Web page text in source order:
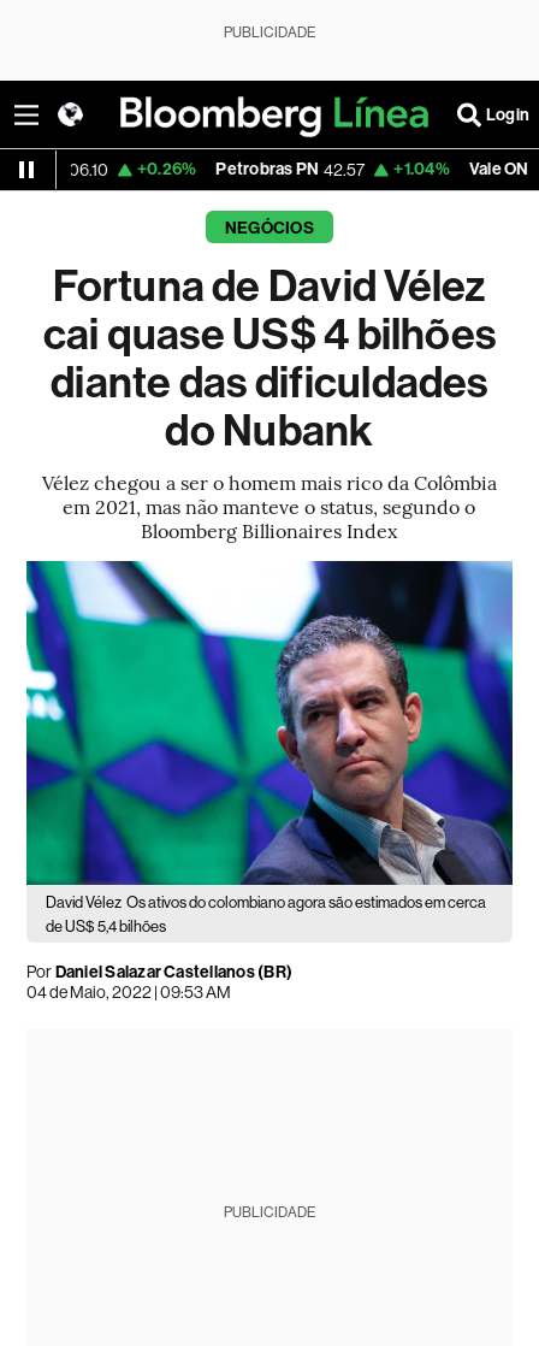
PUBLICIDADE
Login
+0.26% Petrobras PN 42.57 +1.04% Vale ON 76.01
NEGÓCIOS
Fortuna de David Vélez
cai quase US$ 4 bilhões
diante das dificuldades
do Nubank
Vélez chegou a ser o homem mais rico da Colômbia
em 2021, mas não manteve o status, segundo o
Bloomberg Billionaires Index
David Vélez Os ativos do colombiano agora são estimados em cerca
de US$ 5,4 bilhões
PorDaniel Salazar Castellanos (BR)
04 de Maio, 2022 | 09:53 AM
PUBLICIDADE